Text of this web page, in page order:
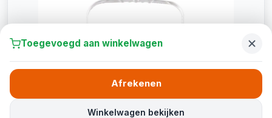
Toegevoegd aan winkelwagen
Winkelwagen bekijken
Afrekenen